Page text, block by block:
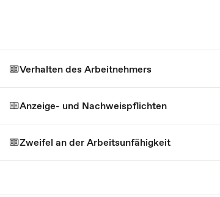
Verhalten des Arbeitnehmers
Anzeige- und Nachweispflichten
Zweifel an der Arbeitsunfähigkeit